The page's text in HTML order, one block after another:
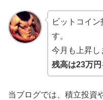
ビットコイ
す。
今月も上昇し
残高は23万円
当ブログでは、積立投資